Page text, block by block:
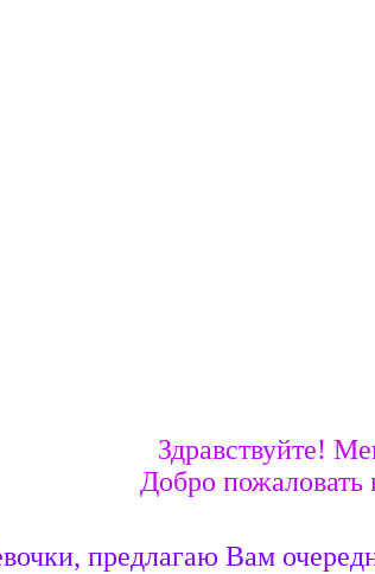
Здравствуйте!
Добро пожаловать
предлагаю Вам